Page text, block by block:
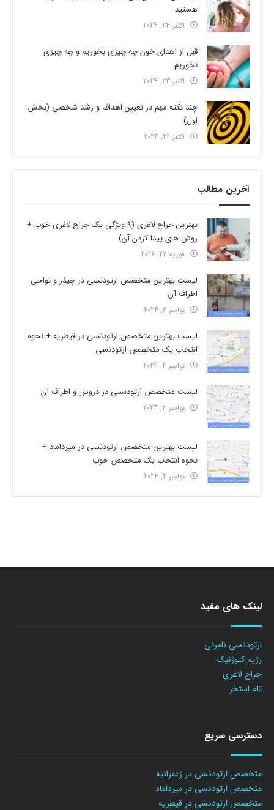
هستید
اکتبر 24, 2024
قبل از اهدای خون چه چیزی بخوریم و چه چیزی
نخوریم
اکتبر 23, 2024
چند نکته مهم در تعیین اهداف و رشد شخصی (بخش
اول)
اکتبر 22, 2024
آخرین مطالب
بهترین جراح لاغری (9 ویژگی یک جراح لاغری خوب +
روش های پیدا کردن آن)
فوریه 22, 2026
لیست بهترین متخصص ارتودنسی در چیذر و نواحی
اطراف آن
نوامبر 6, 2024
لیست بهترین متخصص ارتودنسی در قیطریه + نحوه
انتخاب یک متخصص ارتودنسی
نوامبر 4, 2024
لیست متخصص ارتودنسی در دروس و اطراف آن
نوامبر 3, 2024
لیست بهترین متخصص ارتودنسی در میرداماد +
نحوه انتخاب یک متخصص خوب
نوامبر 2, 2024
لینک های مفید
ارتودنسی نامرئی
رژیم کتوژنیک
جراح لاغری
تام استخر
دسترسی سریع
متخصص ارتودنسی در زعفرانیه
متخصص ارتودنسی در میرداماد
متخصص ارتودنسی در قیطریه